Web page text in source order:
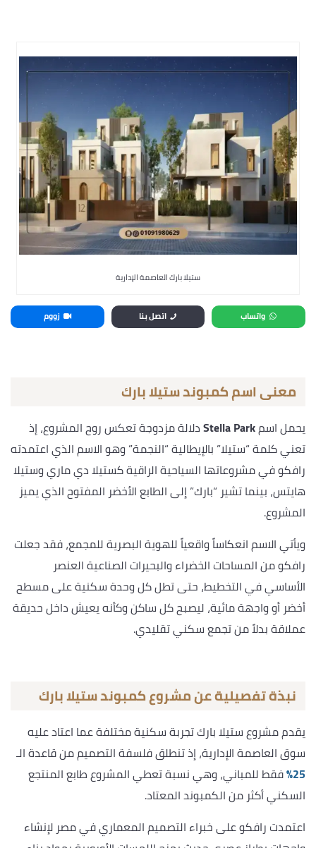
ستيلا بارك العاصمة الإدارية
واتساب اتصل بنا زووم
معنى اسم كمبوند ستيلا بارك
يحمل اسمStella Parkدلالة مزدوجة تعكس روح المشروع، إذ
تعني كلمة “ستيلا” بالإيطالية “النجمة” وهو الاسم الذي اعتمدته
رافكو في مشروعاتها السياحية الراقية كستيلا دي ماري وستيلا
هايتس، بينما تشير “بارك” إلى الطابع الأخضر المفتوح الذي يميز
المشروع.
ويأتي الاسم انعكاساً واقعياً للهوية البصرية للمجمع، فقد جعلت
رافكو من المساحات الخضراء والبحيرات الصناعية العنصر
الأساسي في التخطيط، حتى تطل كل وحدة سكنية على مسطح
أخضر أو واجهة مائية، ليصبح كل ساكن وكأنه يعيش داخل حديقة
عملاقة بدلاً من تجمع سكني تقليدي.
نبذة تفصيلية عن مشروع كمبوند ستيلا بارك
يقدم مشروع ستيلا بارك تجربة سكنية مختلفة عما اعتاد عليه
سوق العاصمة الإدارية، إذ تنطلق فلسفة التصميم من قاعدة الـ
25% فقط للمباني، وهي نسبة تعطي المشروع طابع المنتجع
السكني أكثر من الكمبوند المعتاد.
اعتمدت رافكو على خبراء التصميم المعماري في مصر لإنشاء